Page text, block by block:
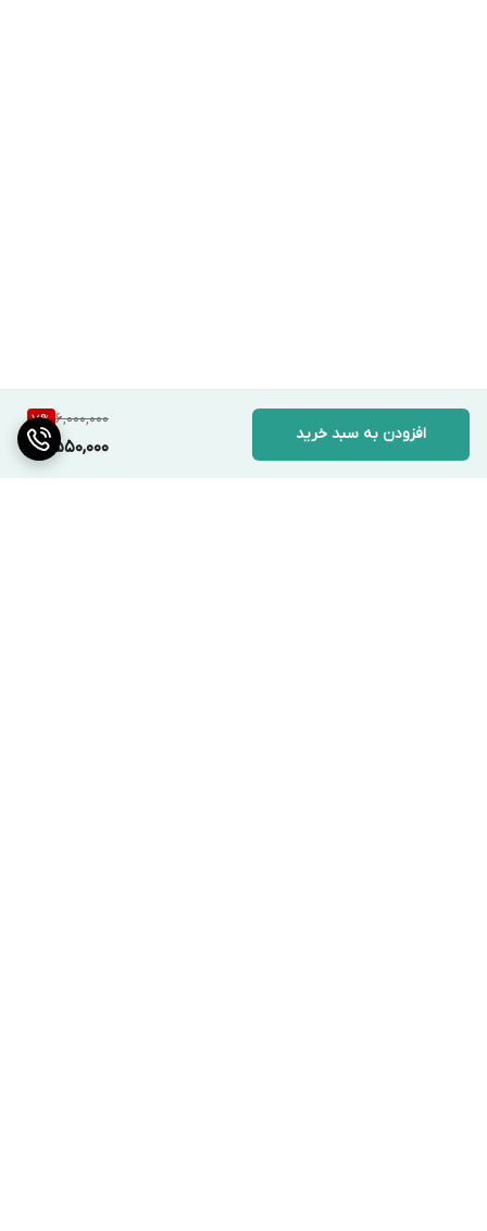
6,000,000
7%
5,550,000
افزودن به سبد خرید